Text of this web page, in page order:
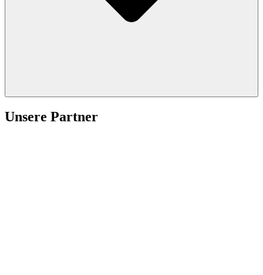
Unsere Partner